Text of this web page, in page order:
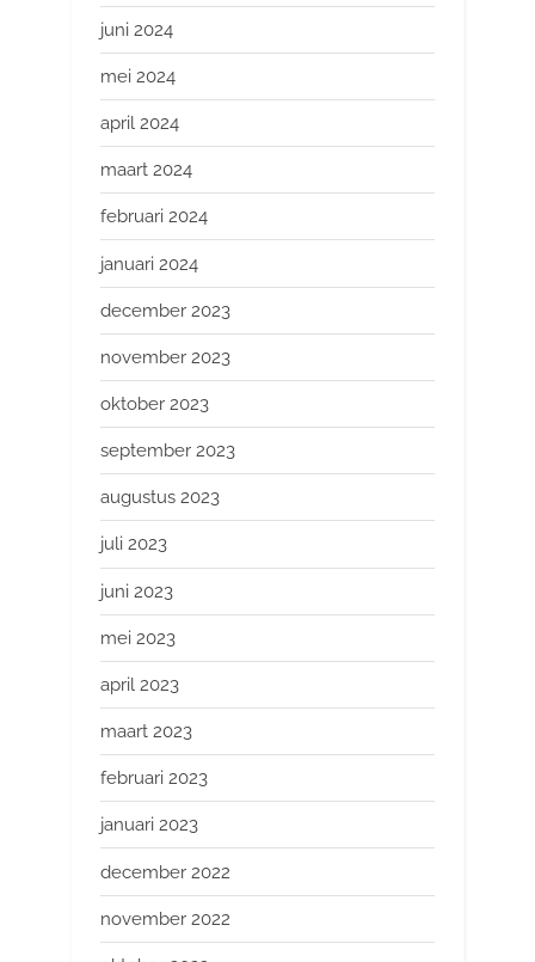
juni 2024
mei 2024
april 2024
maart 2024
februari 2024
januari 2024
december 2023
november 2023
oktober 2023
september 2023
augustus 2023
juli 2023
juni 2023
mei 2023
april 2023
maart 2023
februari 2023
januari 2023
december 2022
november 2022